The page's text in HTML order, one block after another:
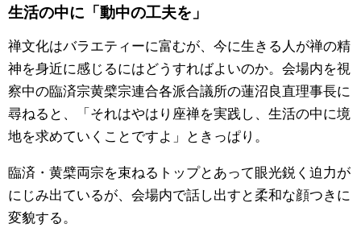
生活の中に「動中の工夫を」
禅文化はバラエティーに富むが、今に生きる人が禅の精
神を身近に感じるにはどうすればよいのか。会場内を視
察中の臨済宗黄檗宗連合各派合議所の蓮沼良直理事長に
尋ねると、「それはやはり座禅を実践し、生活の中に境
地を求めていくことですよ」ときっぱり。
臨済・黄檗両宗を束ねるトップとあって眼光鋭く迫力が
にじみ出ているが、会場内で話し出すと柔和な顔つきに
変貌する。